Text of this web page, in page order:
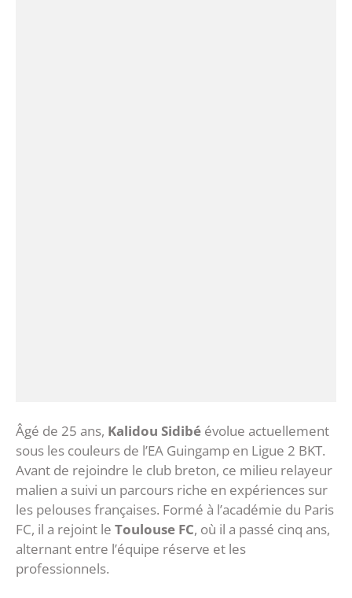
Âgé de 25 ans, Kalidou Sidibé évolue actuellement
sous les couleurs de l’EA Guingamp en Ligue 2 BKT.
Avant de rejoindre le club breton, ce milieu relayeur
malien a suivi un parcours riche en expériences sur
les pelouses françaises. Formé à l’académie du Paris
FC, il a rejoint le Toulouse FC, où il a passé cinq ans,
alternant entre l’équipe réserve et les
professionnels.